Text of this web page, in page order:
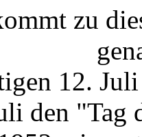
zu
12.
den "Tag